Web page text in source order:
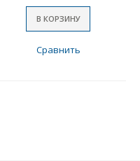
В КОРЗИНУ
Сравнить